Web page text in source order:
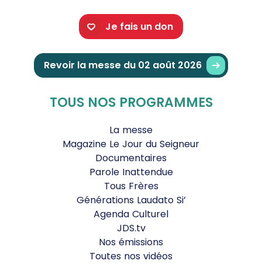
Je fais un don
Revoir la messe du 02 août 2026
TOUS NOS PROGRAMMES
La messe
Magazine Le Jour du Seigneur
Documentaires
Parole Inattendue
Tous Frères
Générations Laudato Si’
Agenda Culturel
JDS.tv
Nos émissions
Toutes nos vidéos